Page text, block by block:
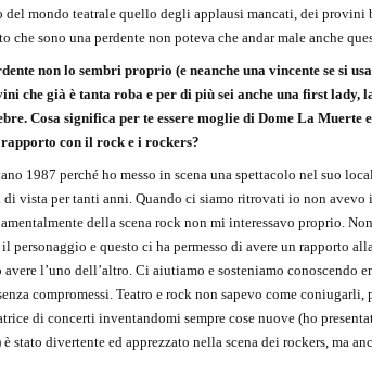
del mondo teatrale quello degli applausi mancati, dei provini
che sono una perdente non poteva che andar male anche
non lo sembri proprio (e neanche una vincente se si
che già è tanta roba e per di più sei anche una first lady,
Cosa significa per te essere moglie di Dome La Muerte
con il rock e i rockers?
1987 perché ho messo in scena una spettacolo nel suo
vista per tanti anni. Quando ci siamo ritrovati io non avevo
della scena rock non mi interessavo proprio.
personaggio e questo ci ha permesso di avere un rapporto
l’uno dell’altro. Ci aiutiamo e sosteniamo conoscendo
compromessi. Teatro e rock non sapevo come coniugarli,
di concerti inventandomi sempre cose nuove (ho
stato divertente ed apprezzato nella scena dei rockers, ma